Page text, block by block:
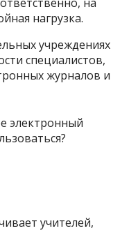
нагрузка.
учреждениях
специалистов,
журналов и
учителей,